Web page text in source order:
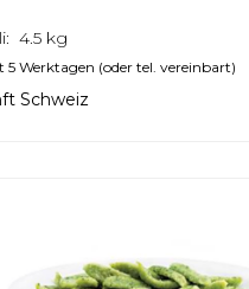
4.5 kg
5 Werktagen (oder tel. vereinbart)
Schweiz